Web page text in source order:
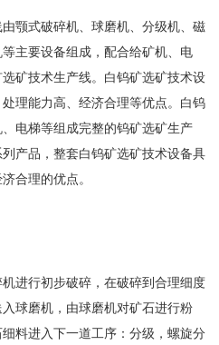
颚式破碎机、球磨机、分级机、磁
主要设备组成，配合给矿机、电
矿技术生产线。白钨矿选矿技术设
理能力高、经济合理等优点。白钨
电梯等组成完整的钨矿选矿生产
产品，整套白钨矿选矿技术设备具
合理的优点。
进行初步破碎，在破碎到合理细度
球磨机，由球磨机对矿石进行粉
料进入下一道工序：分级，螺旋分